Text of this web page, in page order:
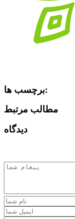
برچسب ها:
مطالب مرتبط
دیدگاه